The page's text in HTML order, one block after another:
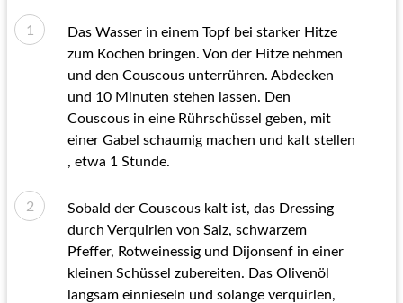
Das Wasser in einem Topf bei starker Hitze
zum Kochen bringen. Von der Hitze nehmen
und den Couscous unterrühren. Abdecken
und 10 Minuten stehen lassen. Den
Couscous in eine Rührschüssel geben, mit
einer Gabel schaumig machen und kalt stellen
, etwa 1 Stunde.
Sobald der Couscous kalt ist, das Dressing
durch Verquirlen von Salz, schwarzem
Pfeffer, Rotweinessig und Dijonsenf in einer
kleinen Schüssel zubereiten. Das Olivenöl
langsam einnieseln und solange verquirlen,